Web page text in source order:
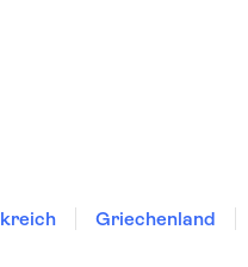
Griechenland